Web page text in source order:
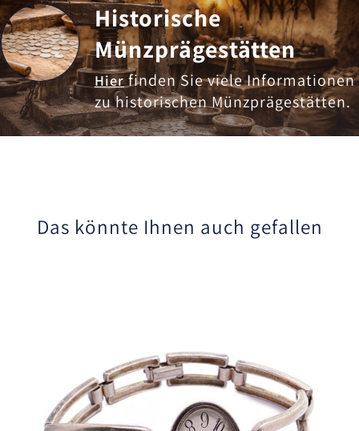
Historische
Münzprägestätten
Hierfinden Sie viele Informationen
zu historischen Münzprägestätten.
Das könnte Ihnen auch gefallen